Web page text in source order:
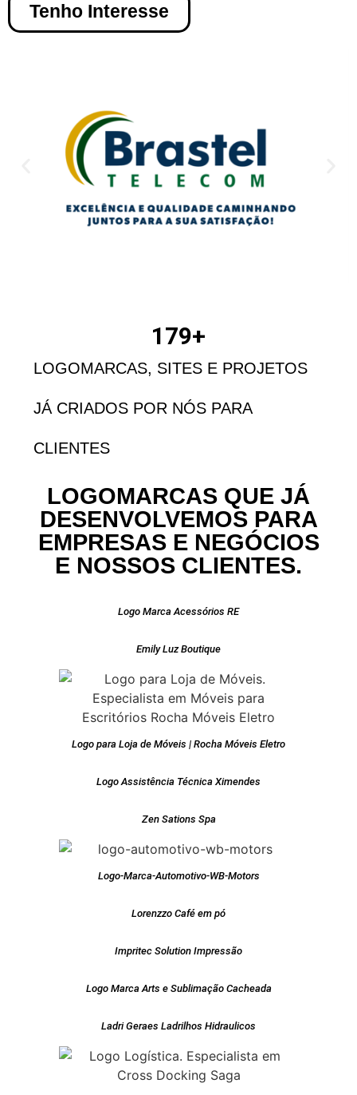
Tenho Interesse
LOGOMARCAS, SITES E PROJETOS
JÁ CRIADOS POR NÓS PARA
CLIENTES
179+
LOGOMARCAS QUE JÁ
DESENVOLVEMOS PARA
EMPRESAS E NEGÓCIOS
E NOSSOS CLIENTES.
Logo Marca Acessórios RE
Emily Luz Boutique
Logo para Loja de Móveis | Rocha Móveis Eletro
Logo Assistência Técnica Ximendes
Zen Sations Spa
Logo-Marca-Automotivo-WB-Motors
Lorenzzo Café em pó
Impritec Solution Impressão
Logo Marca Arts e Sublimação Cacheada
Ladri Geraes Ladrilhos Hidraulicos